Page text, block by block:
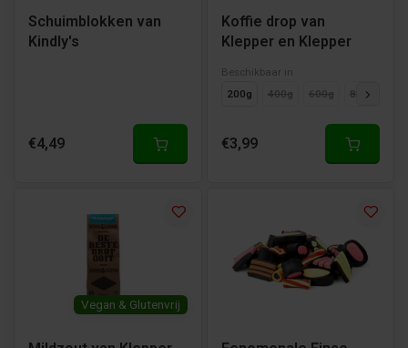
Schuimblokken van
Kindly's
€4,49
Koffie drop van
Klepper en Klepper
Beschikbaar in
200g
400g 600g 800g
€3,99
Vegan & Glutenvrij